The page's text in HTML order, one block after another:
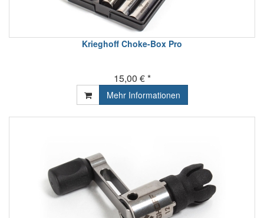
Krieghoff Choke-Box Pro
15,00 € *
Mehr Informationen